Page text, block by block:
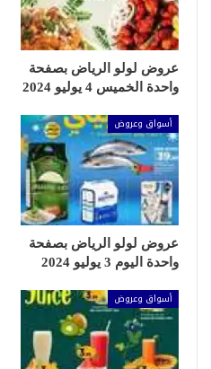
عروض لولو الرياض بصفحة
واحدة الخميس 4 يوليو 2024
أسواق وعروض
عروض لولو الرياض بصفحة
واحدة اليوم 3 يوليو 2024
أسواق وعروض